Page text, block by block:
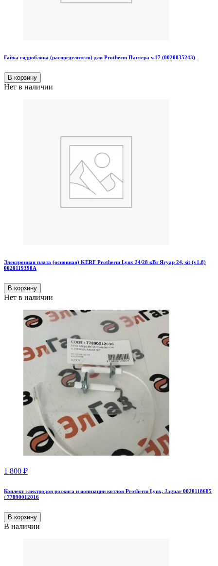
Гайка гидроблока (распределителя) для Protherm Пантера v.17 (0020035243)
В корзину
Нет в наличии
Электронная плата (основная) KERF Protherm Lynx 24/28 кВт Ягуар 24, sit (v1.8)
0020119390А
В корзину
Нет в наличии
1 800 ₽
Коплект электродов розжига и ионизации котлов Protherm Lynx, Jaguar 0020118685
/ 77890012016
В корзину
В наличии